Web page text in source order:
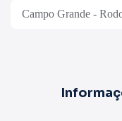
Campo Grande -